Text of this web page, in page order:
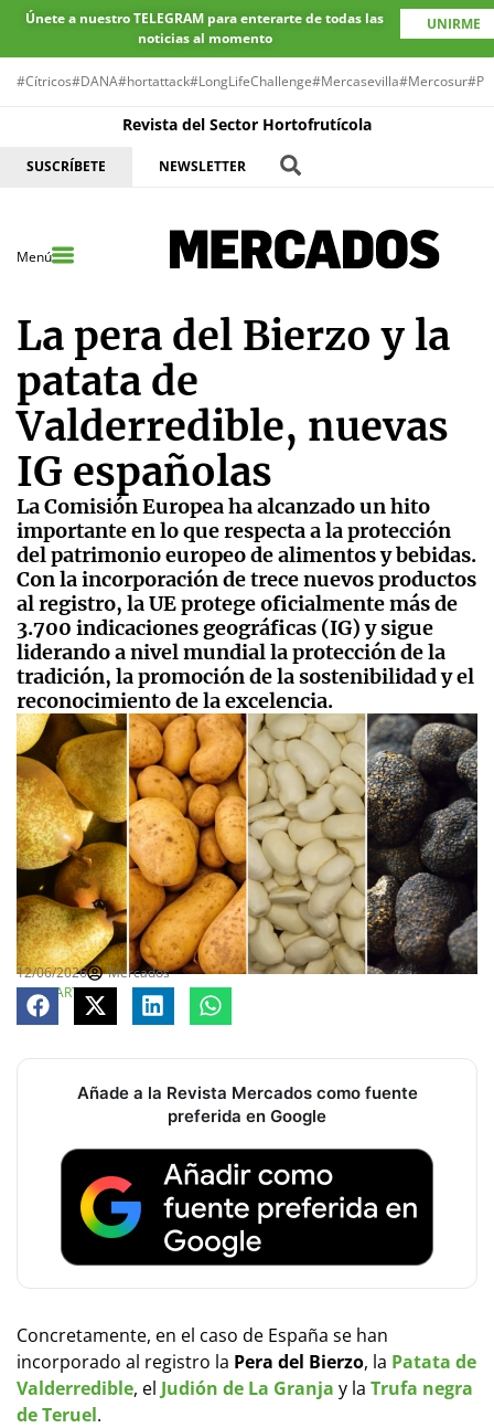
Únete a nuestro TELEGRAM para enterarte de todas las
noticias al momento
UNIRME
#Cítricos#DANA#hortattack#LongLifeChallenge#Mercasevilla#Mercosur
Revista del Sector Hortofrutícola
SUSCRÍBETE NEWSLETTER
Menú
La pera del Bierzo y la
patata de
Valderredible, nuevas
IG españolas
La Comisión Europea ha alcanzado un hito
importante en lo que respecta a la protección
del patrimonio europeo de alimentos y bebidas.
Con la incorporación de trece nuevos productos
al registro, la UE protege oficialmente más de
3.700 indicaciones geográficas (IG) y sigue
liderando a nivel mundial la protección de la
tradición, la promoción de la sostenibilidad y el
reconocimiento de la excelencia.
12/06/2026
Mercados
COMPARTE
Añade a la Revista Mercados como fuente
preferida en Google
Concretamente, en el caso de España se han
incorporado al registro la Pera del Bierzo, la Patata de
Valderredible, el Judión de La Granja y la Trufa negra
de Teruel.